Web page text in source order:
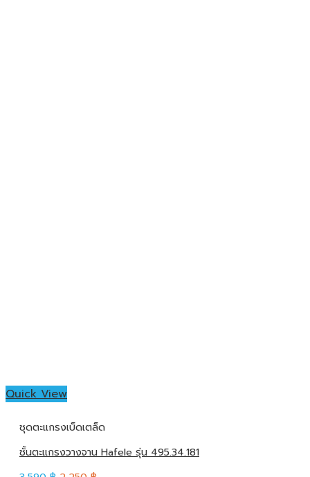
Quick View
ชุดตะแกรงเบ็ดเตล็ด
ชั้นตะแกรงวางจาน Hafele รุ่น 495.34.181